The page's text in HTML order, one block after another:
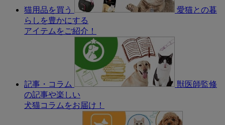
猫用品を買う
愛猫との暮
らしを豊かにする
アイテムをご紹介！
記事・コラム
獣医師監修
の記事や楽しい
犬猫コラムをお届け！